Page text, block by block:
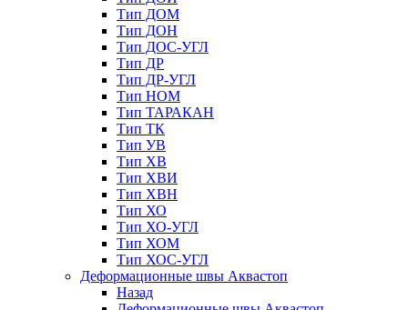
Тип ДОМ
Тип ДОН
Тип ДОС-УГЛ
Тип ДР
Тип ДР-УГЛ
Тип НОМ
Тип ТАРАКАН
Тип ТК
Тип УВ
Тип ХВ
Тип ХВИ
Тип ХВН
Тип ХО
Тип ХО-УГЛ
Тип ХОМ
Тип ХОС-УГЛ
Деформационные швы Аквастоп
Назад